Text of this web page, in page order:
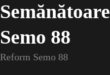
Semo 88
Reform Semo 88